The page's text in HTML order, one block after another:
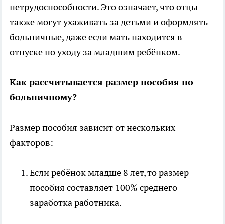
нетрудоспособности. Это означает, что отцы
также могут ухаживать за детьми и оформлять
больничные, даже если мать находится в
отпуске по уходу за младшим ребёнком.
Как рассчитывается размер пособия по
больничному?
Размер пособия зависит от нескольких
факторов:
Если ребёнок младше 8 лет, то размер
пособия составляет 100% среднего
заработка работника.